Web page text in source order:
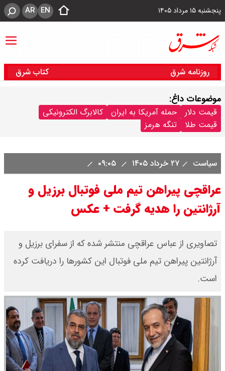
پنجشنبه ۱۵ مرداد ۱۴۰۵ EN
AR
روزنامه شرق کتاب شرق
موضوعات داغ:
قیمت دلار حمله آمریکا به ایران
کالابرگ الکترونیکی
قیمت طلا
تنگه هرمز
سیاست ۲۷ خرداد ۱۴۰۵
عراقچی پیراهن تیم ملی فوتبال برزیل و
آرژانتین را هدیه گرفت + عکس
تصاویری از عباس عراقچی منتشر شده که از سفرای برزیل و
آرژانتین پیراهن تیم ملی فوتبال این کشورها را دریافت کرده
است.